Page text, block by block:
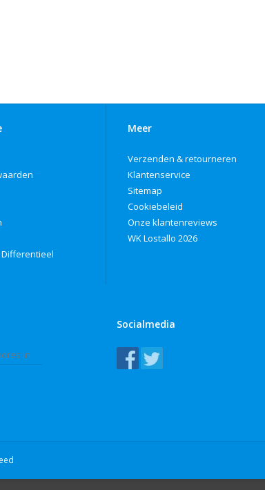
Differentieel
Meer
Verzenden & retourneren
Klantenservice
Sitemap
Cookiebeleid
Onze klantenreviews
WK Lostallo 2026
Socialmedia